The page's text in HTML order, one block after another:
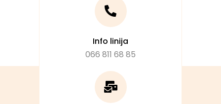
Info linija
066 811 68 85